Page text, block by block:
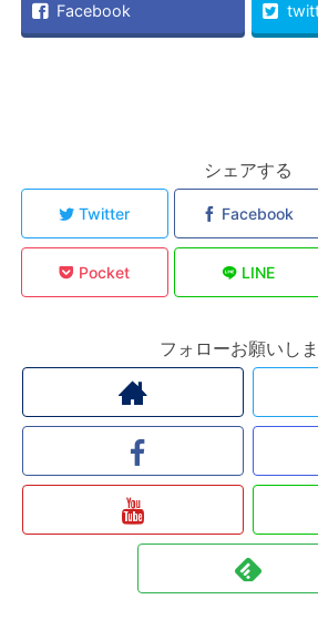
Facebook
シェアする
Twitter Facebook
Pocket LINE
フォローお願いし